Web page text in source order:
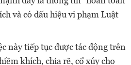
và có dấu hiệu vi phạm Luật
này tiếp tục được tác động trên
khích, chia rẽ, cổ xúy cho